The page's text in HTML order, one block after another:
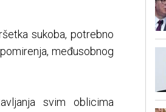
sukoba, potrebno
međusobnog
svim oblicima